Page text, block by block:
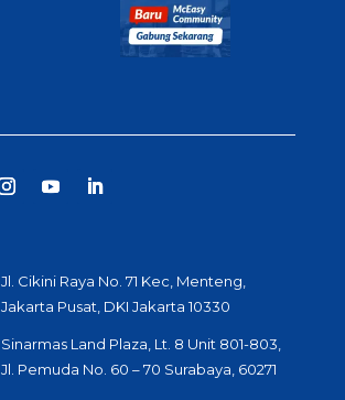
Jl. Cikini Raya No. 71 Kec, Menteng,
Jakarta Pusat, DKI Jakarta 10330
Sinarmas Land Plaza, Lt. 8 Unit 801-803,
Jl. Pemuda No. 60 – 70 Surabaya, 60271